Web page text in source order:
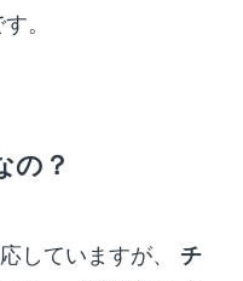
。
の？
していますが、 チ